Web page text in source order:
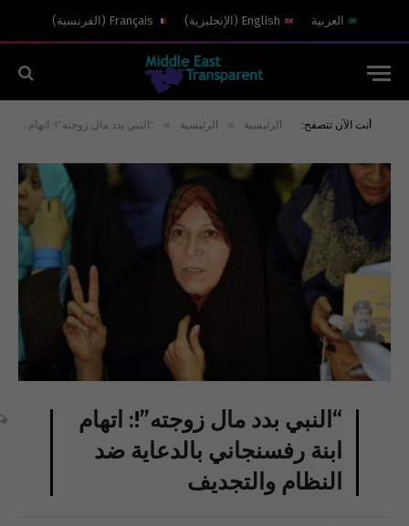
العربية English
( الإنجليزية)
Français
( الفرنسية)
أنت الآن تتصفح: الرئيسية » الرئيسية » “النبي بدد مال زوجته”!: اتهام ابنة رفسنجاني بالدعاية ضد النظام والتجديف
“النبي بدد مال زوجته”!: اتهام
ابنة رفسنجاني بالدعاية ضد
النظام والتجديف